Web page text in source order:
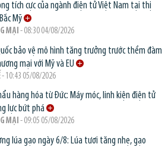
tích cực của ngành điện tử Việt Nam tại thị
Mỹ
MẠI - 08:30 04/08/2026
bảo vệ mô hình tăng trưởng trước thềm đàm
mại với Mỹ và EU
- 10:43 05/08/2026
hàng hóa từ Đức: Máy móc, linh kiện điện tử
lực bứt phá
MẠI - 09:05 05/08/2026
lúa gạo ngày 6/8: Lúa tươi tăng nhẹ, gạo